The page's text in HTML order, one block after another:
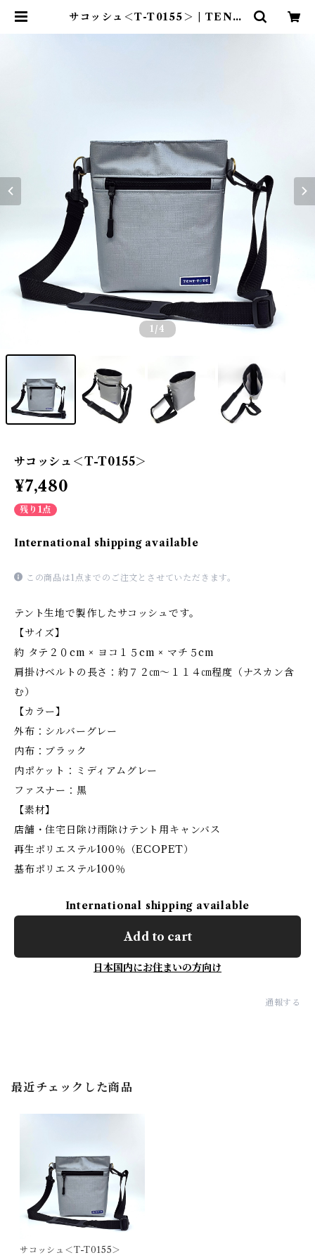
サコッシュ＜T-T0155＞ | TENT-
1 /4
サコッシュ＜T-T0155＞
¥7,480
残り1点
International shipping available
この商品は1点までのご注文とさせていただきます。
テント生地で製作したサコッシュです。
【サイズ】
約 タテ２０cm × ヨコ１５cm × マチ５cm
肩掛けベルトの長さ：約７２㎝～１１４㎝程度（ナスカン含
む）
【カラー】
外布：シルバーグレー
内布：ブラック
内ポケット：ミディアムグレー
ファスナー：黒
【素材】
店舗・住宅日除け雨除けテント用キャンバス
再生ポリエステル100％（ECOPET）
基布ポリエステル100％
International shipping available
Add to cart
日本国内にお住まいの方向け
通報する
最近チェックした商品
サコッシュ＜T-T0155＞